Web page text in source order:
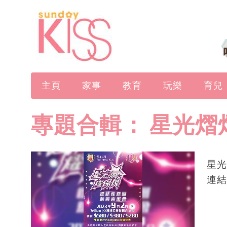
主頁 家事 教育 玩樂 育兒
專題合輯： 星光熠
星
連